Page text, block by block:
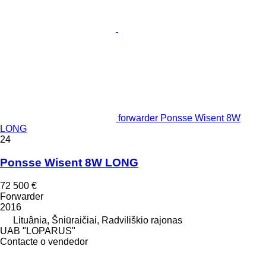
forwarder Ponsse Wisent 8W
LONG
24
Ponsse Wisent 8W LONG
72 500 €
Forwarder
2016
Lituânia, Šniūraičiai, Radviliškio rajonas
UAB "LOPARUS"
Contacte o vendedor